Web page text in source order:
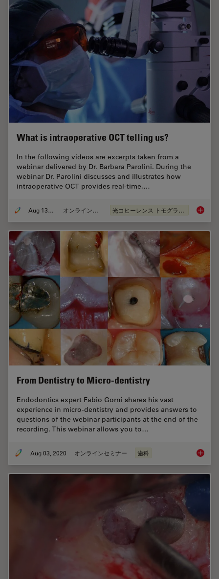
What is intraoperative OCT telling us?
In the following videos are excerpts taken from a
webinar delivered by Dr. Barbara Parolini. During the
webinar Dr. Parolini discusses and illustrates how
intraoperative OCT provides real-time,…
Aug 13, 2020 オンラインセミナー 光コヒーレンス トモグラフィ（OCT） What
From Dentistry to Micro-dentistry
Endodontics expert Fabio Gorni shares his vast
experience in micro-dentistry and provides answers to
questions of the webinar participants at the end of the
recording. This webinar allows you to…
Aug 03, 2020 オンラインセミナー 歯科 From